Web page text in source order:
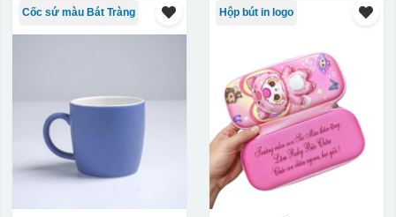
Cốc sứ màu Bát Tràng Hộp bút in logo